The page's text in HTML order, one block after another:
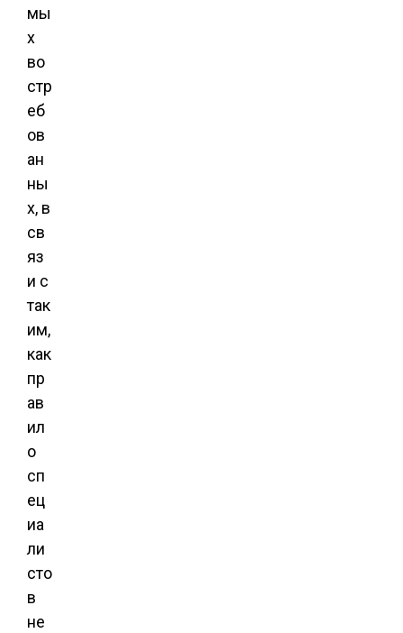
мы
х
во
стр
еб
ов
ан
ны
х, в
св
яз
и с
так
им,
как
пр
ав
ил
о
сп
ец
иа
ли
сто
в
не